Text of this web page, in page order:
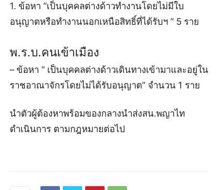
1. ข้อหา “เป็นบุคคลต่างด้าวทำงานโดยไม่มีใบ
อนุญาตหรือทำงานนอกเหนือสิทธิ์ที่ได้รับฯ “ 5 ราย
พ.ร.บ.คนเข้าเมือง
– ข้อหา “ เป็นบุคคลต่างด้าวเดินทางเข้ามาและอยู่ใน
ราชอาณาจักรโดยไม่ได้รับอนุญาต” จำนวน 1 ราย
นำตัวผู้ต้องหาพร้อมของกลางนำส่งสน.พญาไท
ดำเนินการ ตามกฎหมายต่อไป